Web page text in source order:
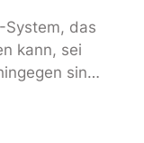
System, das
kann, sei
sind